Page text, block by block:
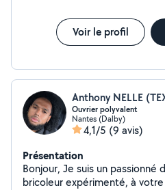
Voir le profil
Anthony NELLE
Ouvrier polyvalent
Nantes (Dalby)
4,1/5 (9 avis)
Présentation
Bonjour, Je suis un passionné de travaux manuels et un
bricoleur expérimenté, à